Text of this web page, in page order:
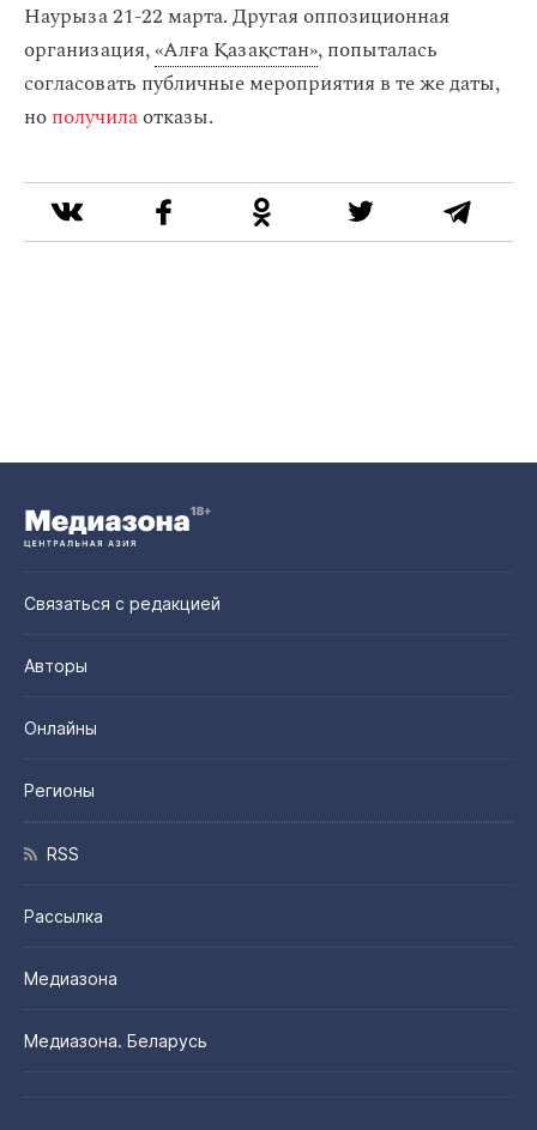
Наурыза 21-22 марта. Другая оппозиционная
организация,«Алға Қазақстан», попыталась
согласовать публичные мероприятия в те же даты,
нополучилаотказы.
Связаться с редакцией
Авторы
Онлайны
Регионы
RSS
Рассылка
Медиазона
Медиазона. Беларусь